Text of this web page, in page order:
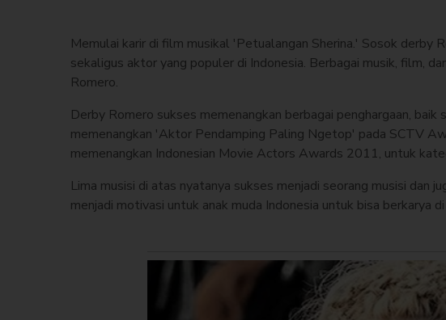
Memulai karir di film musikal 'Petualangan Sherina.' Sosok derby
sekaligus aktor yang populer di Indonesia. Berbagai musik, film,
Romero.
Derby Romero sukses memenangkan berbagai penghargaan,
memenangkan 'Aktor Pendamping Paling Ngetop' pada SCTV
memenangkan Indonesian Movie Actors Awards 2011, untuk
Lima musisi di atas nyatanya sukses menjadi seorang musisi dan
menjadi motivasi untuk anak muda Indonesia untuk bisa berkarya